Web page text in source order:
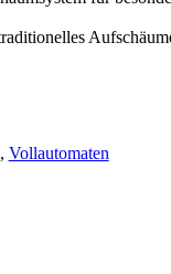
, Vollautomaten